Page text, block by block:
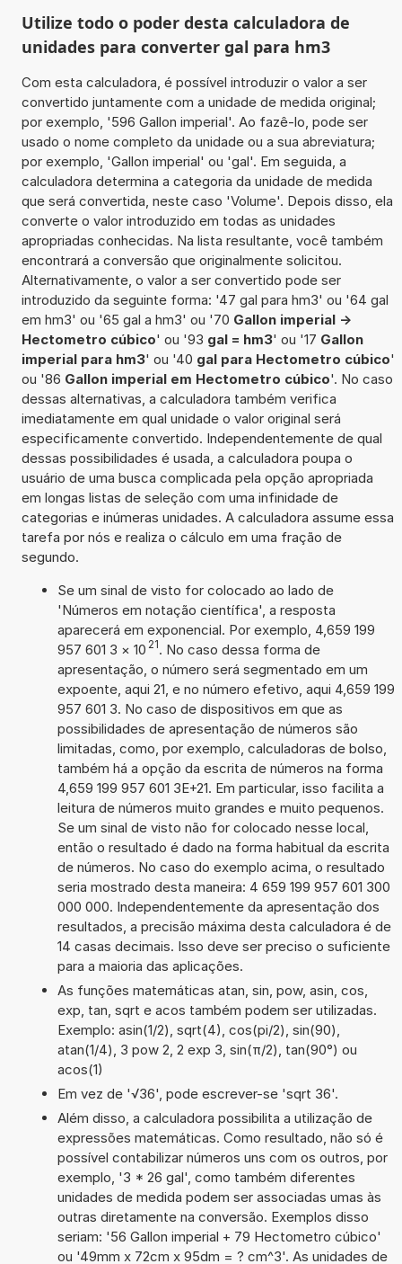
Utilize todo o poder desta calculadora de
unidades para converter gal para hm3
Com esta calculadora, é possível introduzir o valor a ser
convertido juntamente com a unidade de medida original;
por exemplo, '596 Gallon imperial'. Ao fazê-lo, pode ser
usado o nome completo da unidade ou a sua abreviatura;
por exemplo, 'Gallon imperial' ou 'gal'. Em seguida, a
calculadora determina a categoria da unidade de medida
que será convertida, neste caso 'Volume'. Depois disso, ela
converte o valor introduzido em todas as unidades
apropriadas conhecidas. Na lista resultante, você também
encontrará a conversão que originalmente solicitou.
Alternativamente, o valor a ser convertido pode ser
introduzido da seguinte forma: '47 gal para hm3' ou '64 gal
em hm3' ou '65 gal a hm3' ou '70 Gallon imperial ->
Hectometro cúbico' ou '93 gal = hm3' ou '17 Gallon
imperial para hm3' ou '40 gal para Hectometro cúbico'
ou '86 Gallon imperial em Hectometro cúbico'. No caso
dessas alternativas, a calculadora também verifica
imediatamente em qual unidade o valor original será
especificamente convertido. Independentemente de qual
dessas possibilidades é usada, a calculadora poupa o
usuário de uma busca complicada pela opção apropriada
em longas listas de seleção com uma infinidade de
categorias e inúmeras unidades. A calculadora assume essa
tarefa por nós e realiza o cálculo em uma fração de
segundo.
Se um sinal de visto for colocado ao lado de
'Números em notação científica', a resposta
aparecerá em exponencial. Por exemplo, 4,659 199
957 601 3 × 10 21. No caso dessa forma de
apresentação, o número será segmentado em um
expoente, aqui 21, e no número efetivo, aqui 4,659 199
957 601 3. No caso de dispositivos em que as
possibilidades de apresentação de números são
limitadas, como, por exemplo, calculadoras de bolso,
também há a opção da escrita de números na forma
4,659 199 957 601 3E+21. Em particular, isso facilita a
leitura de números muito grandes e muito pequenos.
Se um sinal de visto não for colocado nesse local,
então o resultado é dado na forma habitual da escrita
de números. No caso do exemplo acima, o resultado
seria mostrado desta maneira: 4 659 199 957 601 300
000 000. Independentemente da apresentação dos
resultados, a precisão máxima desta calculadora é de
14 casas decimais. Isso deve ser preciso o suficiente
para a maioria das aplicações.
As funções matemáticas atan, sin, pow, asin, cos,
exp, tan, sqrt e acos também podem ser utilizadas.
Exemplo: asin(1/2), sqrt(4), cos(pi/2), sin(90),
atan(1/4), 3 pow 2, 2 exp 3, sin(π/2), tan(90°) ou
acos(1)
Em vez de '√36', pode escrever-se 'sqrt 36'.
Além disso, a calculadora possibilita a utilização de
expressões matemáticas. Como resultado, não só é
possível contabilizar números uns com os outros, por
exemplo, '3 * 26 gal', como também diferentes
unidades de medida podem ser associadas umas às
outras diretamente na conversão. Exemplos disso
seriam: '56 Gallon imperial + 79 Hectometro cúbico'
ou '49mm x 72cm x 95dm = ? cm^3'. As unidades de